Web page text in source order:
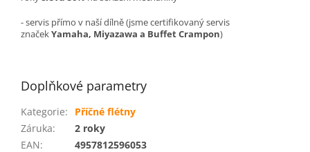
- servis přímo v naší dílně (jsme certifikovaný servis
značekYamaha, Miyazawa a Buffet Crampon)
Doplňkové parametry
Kategorie:
Příčné flétny
Záruka:
2 roky
EAN: 4957812596053